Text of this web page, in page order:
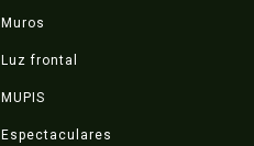
Muros
Luz frontal
MUPIS
Espectaculares